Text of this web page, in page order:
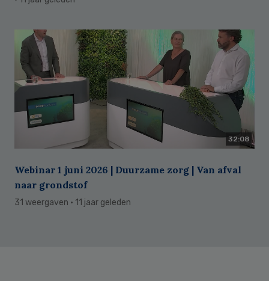
32:08
Webinar 1 juni 2026 | Duurzame zorg | Van afval
naar grondstof
31 weergaven · 11 jaar geleden